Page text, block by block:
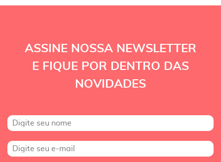
ASSINE NOSSA NEWSLETTER
E FIQUE POR DENTRO DAS
NOVIDADES